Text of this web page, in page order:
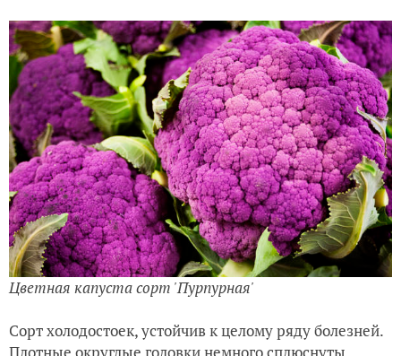
Цветная капуста сорт 'Пурпурная'
Сорт холодостоек, устойчив к целому ряду болезней.
Плотные округлые головки немного сплюснуты,